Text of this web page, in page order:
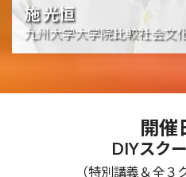
施 光恒
九州大学大学院比較社会文
開催
DIYスク
（特別講義＆全３